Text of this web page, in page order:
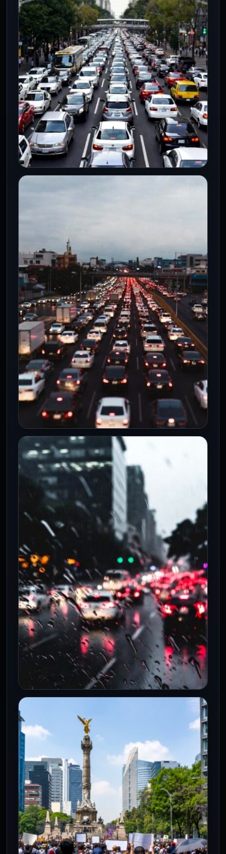
Ciudad de México confirmó que las Líneas
4, 5 y 6…
Circula y lluvias de hasta 25 mm saturan
la red vial de…
CDMX
CDMX registra 18 movilizaciones,
microsismo y lluvia este 1 de agosto
1 Ago 2026
La convergencia de 18 actos viales,
restricción a placas impares y
precipitación pluvial impacta la red
vehicular capitalina.
CDMX registra 11 marchas y lluvias
fuertes este 30 de julio
La capital moviliza operativos ante 11
marchas, chubascos y afectaciones
viales en los principales ejes del Centro
Histórico.